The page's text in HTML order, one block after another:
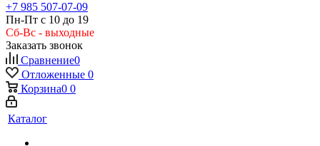
+7 985 507-07-09
Пн-Пт с 10 до 19
Сб-Вс - выходные
Заказать звонок
Сравнение0
Отложенные 0
Корзина0 0
Каталог